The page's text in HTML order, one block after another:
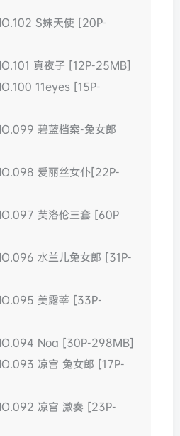
S妹天使 [20P-
真夜子 [12P-25MB]
11eyes [15P-
碧蓝档案-兔女郎
爱丽丝女仆[22P-
芙洛伦三套 [60P
水兰儿兔女郎 [31P-
美露莘 [33P-
Noa [30P-298MB]
凉宫 兔女郎 [17P-
凉宫 激奏 [23P-